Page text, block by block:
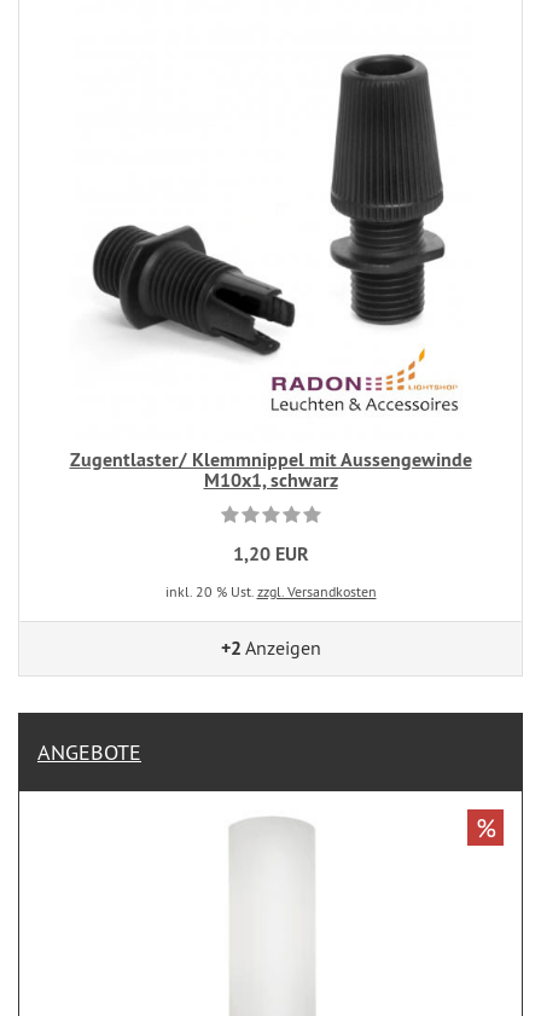
Zugentlaster/ Klemmnippel mit Aussengewinde
M10x1, schwarz
1,20 EUR
inkl. 20 % Ust. zzgl. Versandkosten
+2 Anzeigen
ANGEBOTE
%